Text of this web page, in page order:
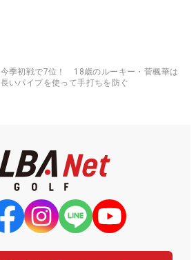
今季初戦で7位！ 18歳のルーキー・菅楓華は
長いパイプを使って手打ちを防ぐ